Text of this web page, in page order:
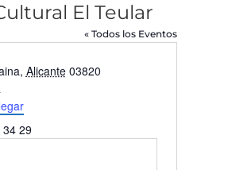
El Teular
« Todos los Eventos
, Alicante 03820
29